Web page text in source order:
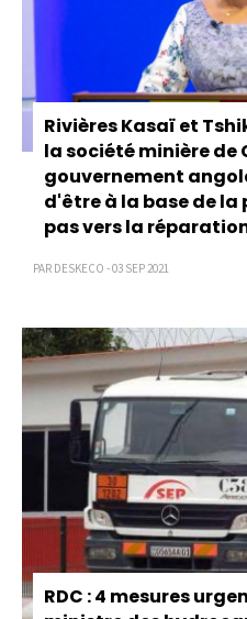
Rivières Kasaï et
la société minière de
gouvernement
d'être à la base de la
pas vers la
PAR DESKECO - 03 SEP 2021
RDC : 4 mesures